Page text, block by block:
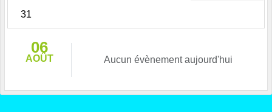
31
06
AOÛT Aucun évènement aujourd'hui